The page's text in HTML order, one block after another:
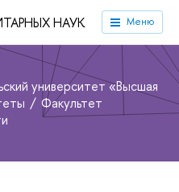
НАУК Меню
университет «Высшая
Факультет